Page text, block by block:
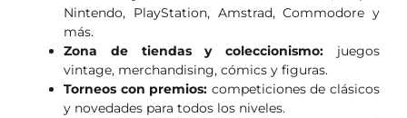
Nintendo, PlayStation, Amstrad, Commodore y
más.
Zona de tiendas y coleccionismo: juegos
vintage, merchandising, cómics y figuras.
Torneos con premios: competiciones de clásicos
y novedades para todos los niveles.